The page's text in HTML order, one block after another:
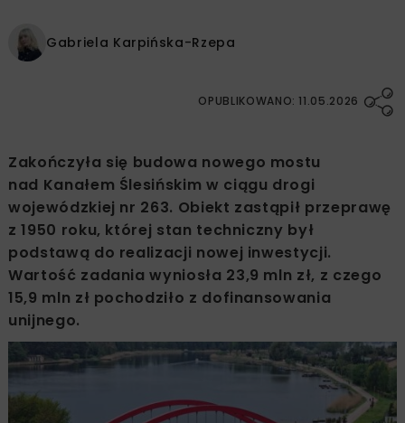
Gabriela Karpińska-Rzepa
OPUBLIKOWANO: 11.05.2026
Zakończyła się budowa nowego mostu
nad Kanałem Ślesińskim w ciągu drogi
wojewódzkiej nr 263. Obiekt zastąpił przeprawę
z 1950 roku, której stan techniczny był
podstawą do realizacji nowej inwestycji.
Wartość zadania wyniosła 23,9 mln zł, z czego
15,9 mln zł pochodziło z dofinansowania
unijnego.